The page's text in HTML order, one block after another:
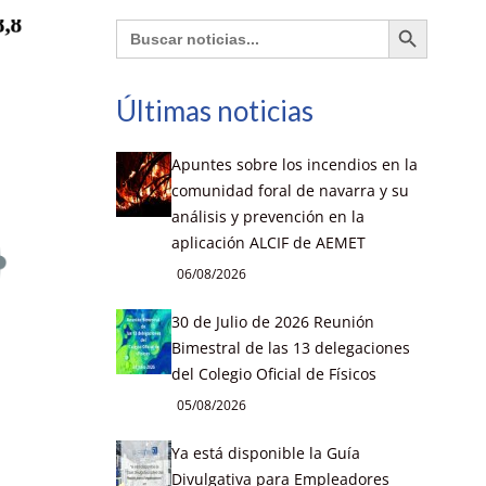
Buscar: Botón de búsqueda
Últimas noticias
Apuntes sobre los incendios en la
comunidad foral de navarra y su
análisis y prevención en la
aplicación ALCIF de AEMET
06/08/2026
30 de Julio de 2026 Reunión
Bimestral de las 13 delegaciones
del Colegio Oficial de Físicos
05/08/2026
Ya está disponible la Guía
Divulgativa para Empleadores